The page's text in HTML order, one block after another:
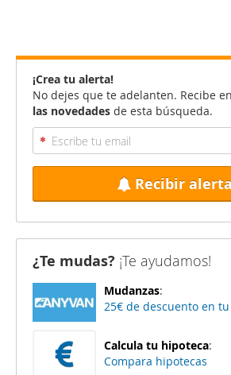
¡Crea tu alerta!
No dejes que te adelanten. Recibe
las novedades de esta búsqueda.
Recibir
¿Te mudas? ¡Te ayudamos!
Mudanzas:
25€ de descuento en
Calcula tu hipoteca:
Compara hipotecas